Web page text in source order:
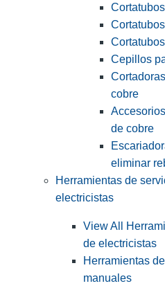
Cortatubos
Cepillos
cobre
de cobre
eliminar
Herramientas de
electricistas
View All
de electricistas
Herramientas
manuales